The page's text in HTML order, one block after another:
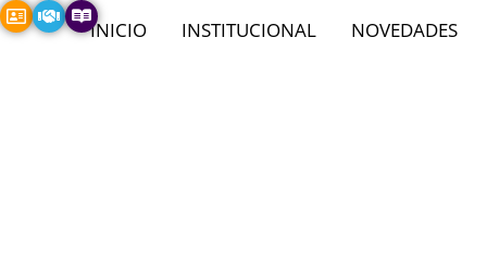
INICIO INSTITUCIONAL NOVEDADES